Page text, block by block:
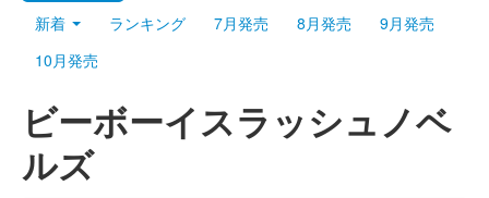
プレミアム
新着
ランキング 7月発売 8月発売
9月発売
10月発売
ビーボーイスラッシュノベ
ルズ